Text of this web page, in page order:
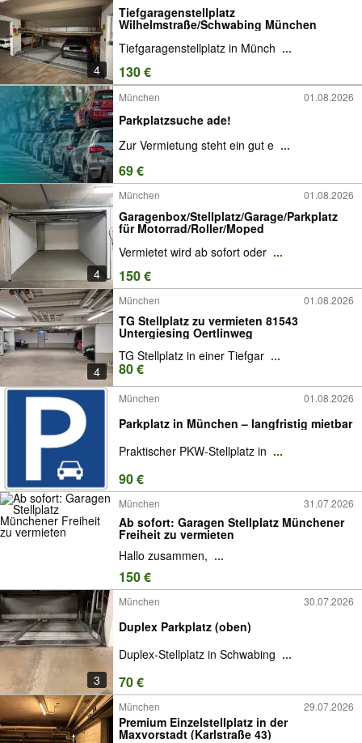
4
Tiefgaragenstellplatz
Wilhelmstraße/Schwabing München
Tiefgaragenstellplatz in Münch ...
130 €
München 01.08.2026
Parkplatzsuche ade!
Zur Vermietung steht ein gut e ...
69 €
4
München 01.08.2026
Garagenbox/Stellplatz/Garage/Parkplatz
für Motorrad/Roller/Moped
Vermietet wird ab sofort oder ...
150 €
4
München 01.08.2026
TG Stellplatz zu vermieten 81543
Untergiesing Oertlinweg
TG Stellplatz in einer Tiefgar ...
80 €
München 01.08.2026
Parkplatz in München – langfristig mietbar
Praktischer PKW-Stellplatz in ...
90 €
München 31.07.2026
Ab sofort: Garagen Stellplatz Münchener
Freiheit zu vermieten
Hallo zusammen, ...
150 €
3
München 30.07.2026
Duplex Parkplatz (oben)
Duplex-Stellplatz in Schwabing ...
70 €
München 29.07.2026
Premium Einzelstellplatz in der
Maxvorstadt (Karlstraße 43)